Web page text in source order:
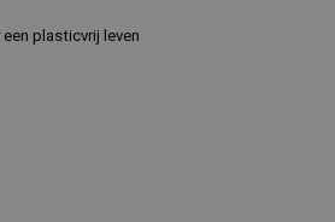
plasticvrij leven